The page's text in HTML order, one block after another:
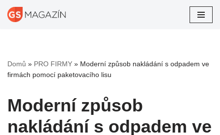
Domů » PRO FIRMY » Moderní způsob nakládání s odpadem ve
firmách pomocí paketovacího lisu
Moderní způsob
nakládání s odpadem ve